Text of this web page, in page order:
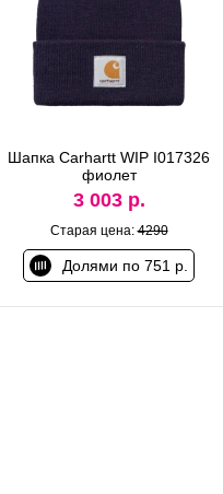
Шапка Carhartt WIP I017326
фиолет
3 003 р.
Старая цена:4290
Долями по 751 р.